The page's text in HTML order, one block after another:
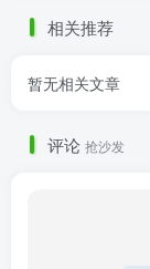
4 ......
相关推荐
暂无相关文章
评论 抢沙发